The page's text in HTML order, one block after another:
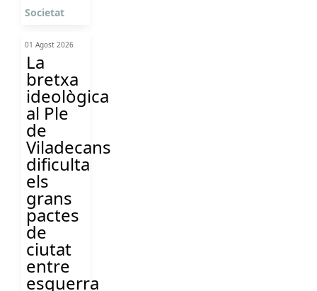
Societat
01 Agost 2026
La
bretxa
ideològica
al Ple
de
Viladecans
dificulta
els
grans
pactes
de
ciutat
entre
esquerra